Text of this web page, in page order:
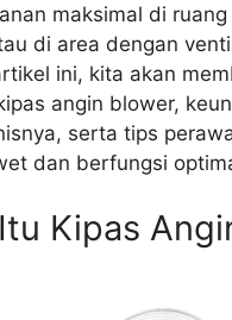
maksimal di
di area dengan
ini, kita akan
angin blower,
serta tips
dan berfungsi
Kipas